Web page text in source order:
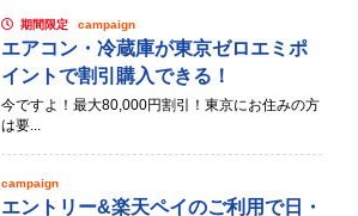
期間限定 campaign
エアコン・冷蔵庫が東京ゼロエミポ
イントで割引購入できる！
今ですよ！最大80,000円割引！東京にお住みの方
は要...
campaign
エントリー&楽天ペイのご利用で日・